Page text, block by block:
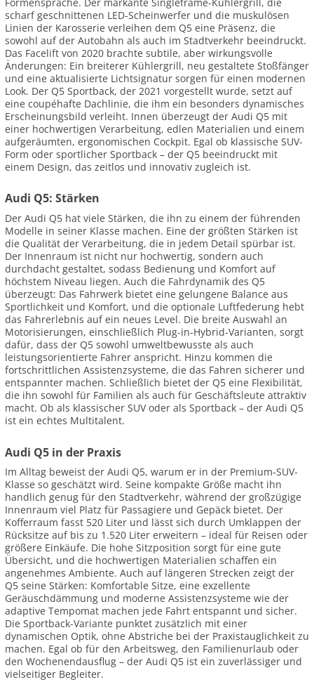
scharf geschnittenen LED-Scheinwerfer und die muskulösen
Linien der Karosserie verleihen dem Q5 eine Präsenz, die
sowohl auf der Autobahn als auch im Stadtverkehr beeindruckt.
Das Facelift von 2020 brachte subtile, aber wirkungsvolle
Änderungen: Ein breiterer Kühlergrill, neu gestaltete Stoßfänger
und eine aktualisierte Lichtsignatur sorgen für einen modernen
Look. Der Q5 Sportback, der 2021 vorgestellt wurde, setzt auf
eine coupéhafte Dachlinie, die ihm ein besonders dynamisches
Erscheinungsbild verleiht. Innen überzeugt der Audi Q5 mit
einer hochwertigen Verarbeitung, edlen Materialien und einem
aufgeräumten, ergonomischen Cockpit. Egal ob klassische SUV-
Form oder sportlicher Sportback – der Q5 beeindruckt mit
einem Design, das zeitlos und innovativ zugleich ist.
Audi Q5: Stärken
Der Audi Q5 hat viele Stärken, die ihn zu einem der führenden
Modelle in seiner Klasse machen. Eine der größten Stärken ist
die Qualität der Verarbeitung, die in jedem Detail spürbar ist.
Der Innenraum ist nicht nur hochwertig, sondern auch
durchdacht gestaltet, sodass Bedienung und Komfort auf
höchstem Niveau liegen. Auch die Fahrdynamik des Q5
überzeugt: Das Fahrwerk bietet eine gelungene Balance aus
Sportlichkeit und Komfort, und die optionale Luftfederung hebt
das Fahrerlebnis auf ein neues Level. Die breite Auswahl an
Motorisierungen, einschließlich Plug-in-Hybrid-Varianten, sorgt
dafür, dass der Q5 sowohl umweltbewusste als auch
leistungsorientierte Fahrer anspricht. Hinzu kommen die
fortschrittlichen Assistenzsysteme, die das Fahren sicherer und
entspannter machen. Schließlich bietet der Q5 eine Flexibilität,
die ihn sowohl für Familien als auch für Geschäftsleute attraktiv
macht. Ob als klassischer SUV oder als Sportback – der Audi Q5
ist ein echtes Multitalent.
Audi Q5 in der Praxis
Im Alltag beweist der Audi Q5, warum er in der Premium-SUV-
Klasse so geschätzt wird. Seine kompakte Größe macht ihn
handlich genug für den Stadtverkehr, während der großzügige
Innenraum viel Platz für Passagiere und Gepäck bietet. Der
Kofferraum fasst 520 Liter und lässt sich durch Umklappen der
Rücksitze auf bis zu 1.520 Liter erweitern – ideal für Reisen oder
größere Einkäufe. Die hohe Sitzposition sorgt für eine gute
Übersicht, und die hochwertigen Materialien schaffen ein
angenehmes Ambiente. Auch auf längeren Strecken zeigt der
Q5 seine Stärken: Komfortable Sitze, eine exzellente
Geräuschdämmung und moderne Assistenzsysteme wie der
adaptive Tempomat machen jede Fahrt entspannt und sicher.
Die Sportback-Variante punktet zusätzlich mit einer
dynamischen Optik, ohne Abstriche bei der Praxistauglichkeit zu
machen. Egal ob für den Arbeitsweg, den Familienurlaub oder
den Wochenendausflug – der Audi Q5 ist ein zuverlässiger und
vielseitiger Begleiter.